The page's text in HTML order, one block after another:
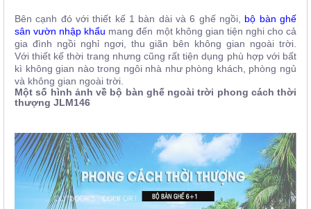
Bên cạnh đó với thiết kế 1 bàn dài và 6 ghế ngồi, bộ bàn ghế
sân vườn nhập khẩu mang đến một không gian tiện nghi cho cả
gia đình ngồi nghỉ ngơi, thu giãn bên không gian ngoài trời.
Với thiết kế thời trang nhưng cũng rất tiện dụng phù hợp với bất
kì không gian nào trong ngôi nhà như phòng khách, phòng ngủ
và không gian ngoài trời.
Một số hình ảnh về bộ bàn ghế ngoài trời phong cách thời
thượng JLM146